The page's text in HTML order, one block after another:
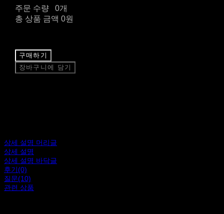
주문 수량
0개
총 상품 금액 0원
구매하기
장바구니에 담기
상세 설명 머리글
상세 설명
상세 설명 바닥글
후기(0)
질문(10)
관련 상품